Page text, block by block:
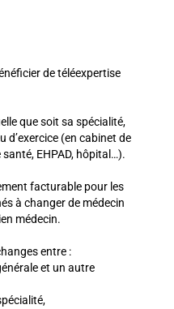
de téléexpertise
que soit sa spécialité,
d’exercice (en cabinet de
EHPAD, hôpital…).
facturable pour les
à changer de médecin
médecin.
entre :
et un autre